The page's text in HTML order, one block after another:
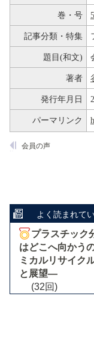
巻・号
記事分類・特集
題目(和文)
著者
発行年月日
パーマリンク
会員の声
よく読まれて
プラスチック
はどこへ向かう
ミカルリサイク
と展望―
(32回)